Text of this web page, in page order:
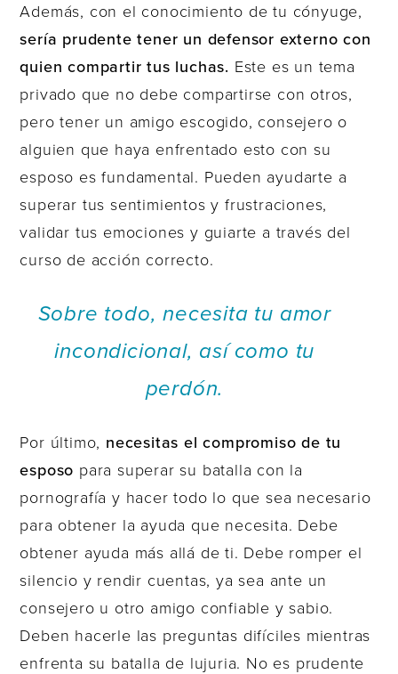
Además, con el conocimiento de tu cónyuge,
sería prudente tener un defensor externo con
quien compartir tus luchas. Este es un tema
privado que no debe compartirse con otros,
pero tener un amigo escogido, consejero o
alguien que haya enfrentado esto con su
esposo es fundamental. Pueden ayudarte a
superar tus sentimientos y frustraciones,
validar tus emociones y guiarte a través del
curso de acción correcto.
Sobre todo, necesita tu amor
incondicional, así como tu
perdón.
Por último, necesitas el compromiso de tu
esposo para superar su batalla con la
pornografía y hacer todo lo que sea necesario
para obtener la ayuda que necesita. Debe
obtener ayuda más allá de ti. Debe romper el
silencio y rendir cuentas, ya sea ante un
consejero u otro amigo confiable y sabio.
Deben hacerle las preguntas difíciles mientras
enfrenta su batalla de lujuria. No es prudente